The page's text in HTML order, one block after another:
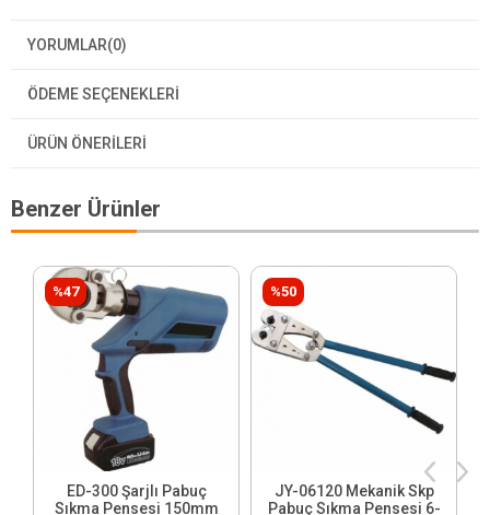
YORUMLAR(0)
ÖDEME SEÇENEKLERI
ÜRÜN ÖNERILERI
Benzer Ürünler
ED-300 Şarjlı Pabuç
Sıkma Pensesi 150mm
%47
JY-06120 Mekanik Skp
Pabuç Sıkma Pensesi 6-
%50